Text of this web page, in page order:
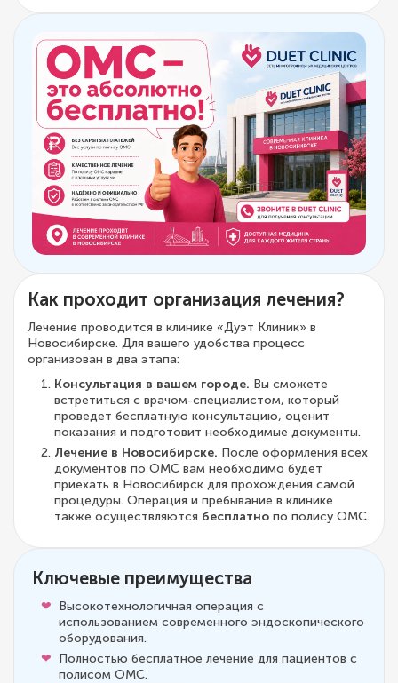
Как проходит организация лечения?
Лечение проводится в клинике «Дуэт Клиник» в
Новосибирске. Для вашего удобства процесс
организован в два этапа:
Консультация в вашем городе. Вы сможете
встретиться с врачом-специалистом, который
проведет бесплатную консультацию, оценит
показания и подготовит необходимые документы.
Лечение в Новосибирске. После оформления всех
документов по ОМС вам необходимо будет
приехать в Новосибирск для прохождения самой
процедуры. Операция и пребывание в клинике
также осуществляются бесплатно по полису ОМС.
Ключевые преимущества
Высокотехнологичная операция с
использованием современного эндоскопического
оборудования.
Полностью бесплатное лечение для пациентов с
полисом ОМС.